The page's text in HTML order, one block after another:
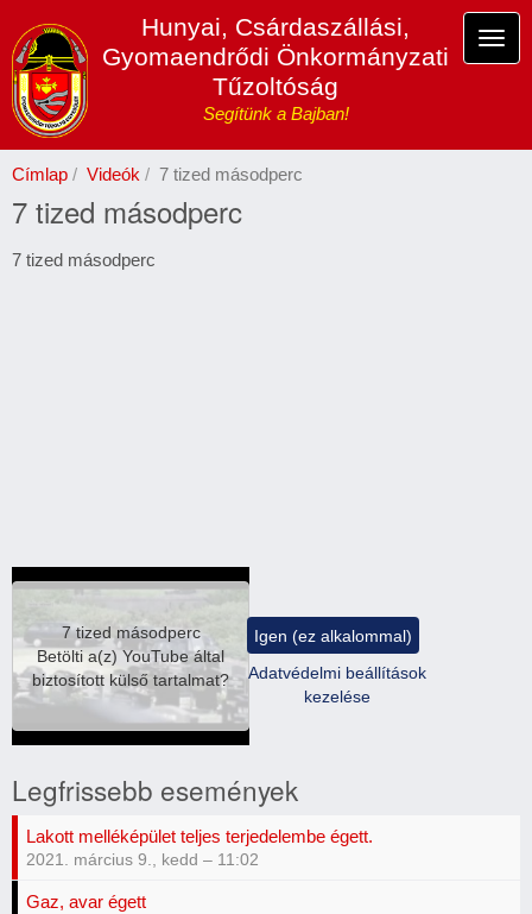
tartalomra
Hunyai, Csárdaszállási,
Gyomaendrődi Önkormányzati
Tűzoltóság
Segítünk a Bajban!
Címlap Videók 7 tized másodperc
7 tized másodperc
7 tized másodperc
7 tized másodperc
Betölti a(z)YouTubeáltal
biztosított külső tartalmat?
Igen (ez alkalommal)
Adatvédelmi beállítások
kezelése
Legfrissebb események
Lakott melléképület teljes terjedelembe égett.
2021. március 9., kedd – 11:02
Gaz, avar égett